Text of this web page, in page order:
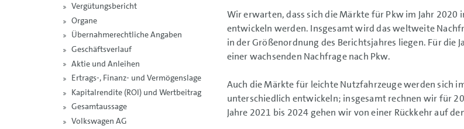
Vergütungsbericht
Organe
Übernahmerechtliche Angaben
Geschäftsverlauf
Aktie und Anleihen
Ertrags-, Finanz- und Vermögenslage
Kapitalrendite (ROI) und Wertbeitrag
Gesamtaussage
Volkswagen AG
Wir erwarten, dass sich die Märkte für Pkw im Jahr 2020
entwickeln werden. Insgesamt wird das weltweite
in der Größenordnung des Berichtsjahres liegen. Für
einer wachsenden Nachfrage nach Pkw.
Auch die Märkte für leichte Nutzfahrzeuge werden sich
unterschiedlich entwickeln; insgesamt rechnen wir für
Jahre 2021 bis 2024 gehen wir von einer Rückkehr auf